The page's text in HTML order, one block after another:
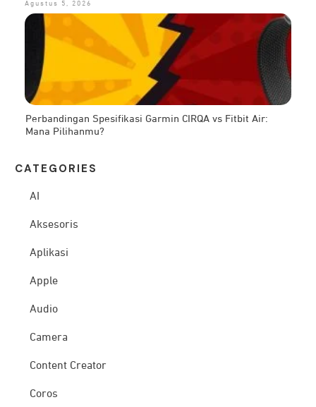
Agustus 5, 2026
Perbandingan Spesifikasi Garmin CIRQA vs Fitbit Air:
Mana Pilihanmu?
CATEG ORIES
AI
Aksesoris
Aplikasi
Apple
Audio
Camera
Content Creator
Coros